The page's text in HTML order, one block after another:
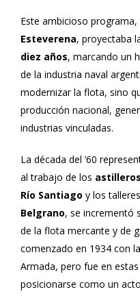
Este ambicioso
Esteverena, proyectaba
diez años, marcando un
de la industria naval
modernizar la flota, sino
producción nacional,
industrias vinculadas.
La década del ’60
al trabajo de los
Río Santiago y los
Belgrano, se incrementó
de la flota mercante y de
comenzado en 1934 con
Armada, pero fue en
posicionarse como un